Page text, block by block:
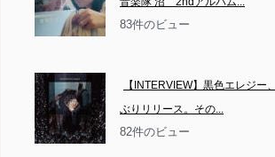
83件のビュー
【INTERVIEW】黒色エレジー
ぶりリリース。その...
82件のビュー